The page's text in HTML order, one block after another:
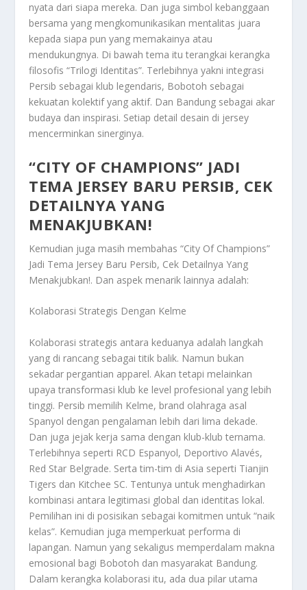
nyata dari siapa mereka. Dan juga simbol kebanggaan
bersama yang mengkomunikasikan mentalitas juara
kepada siapa pun yang memakainya atau
mendukungnya. Di bawah tema itu terangkai kerangka
filosofis “Trilogi Identitas”. Terlebihnya yakni integrasi
Persib sebagai klub legendaris, Bobotoh sebagai
kekuatan kolektif yang aktif. Dan Bandung sebagai akar
budaya dan inspirasi. Setiap detail desain di jersey
mencerminkan sinerginya.
“CITY OF CHAMPIONS” JADI
TEMA JERSEY BARU PERSIB, CEK
DETAILNYA YANG
MENAKJUBKAN!
Kemudian juga masih membahas“City Of Champions”
Jadi Tema Jersey Baru Persib, Cek Detailnya Yang
Menakjubkan!. Dan aspek menarik lainnya adalah:
Kolaborasi Strategis Dengan Kelme
Kolaborasi strategis antara keduanya adalah langkah
yang di rancang sebagai titik balik. Namun bukan
sekadar pergantian apparel. Akan tetapi melainkan
upaya transformasi klub ke level profesional yang lebih
tinggi. Persib memilih Kelme, brand olahraga asal
Spanyol dengan pengalaman lebih dari lima dekade.
Dan juga jejak kerja sama dengan klub-klub ternama.
Terlebihnya seperti RCD Espanyol, Deportivo Alavés,
Red Star Belgrade. Serta tim-tim di Asia seperti Tianjin
Tigers dan Kitchee SC. Tentunya untuk menghadirkan
kombinasi antara legitimasi global dan identitas lokal.
Pemilihan ini di posisikan sebagai komitmen untuk “naik
kelas”. Kemudian juga memperkuat performa di
lapangan. Namun yang sekaligus memperdalam makna
emosional bagi Bobotoh dan masyarakat Bandung.
Dalam kerangka kolaborasi itu, ada dua pilar utama